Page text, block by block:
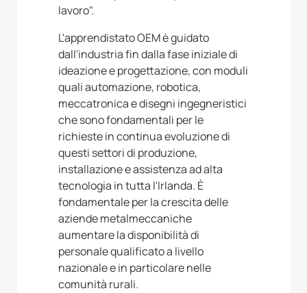
lavoro".
L'apprendistato OEM è guidato
dall'industria fin dalla fase iniziale di
ideazione e progettazione, con moduli
quali automazione, robotica,
meccatronica e disegni ingegneristici
che sono fondamentali per le
richieste in continua evoluzione di
questi settori di produzione,
installazione e assistenza ad alta
tecnologia in tutta l'Irlanda. È
fondamentale per la crescita delle
aziende metalmeccaniche
aumentare la disponibilità di
personale qualificato a livello
nazionale e in particolare nelle
comunità rurali.